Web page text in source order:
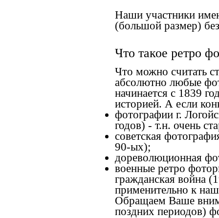
Наши участники
(большой размер)
Что такое ретро
Что можно считать
абсолютно любые
начинается с 1839
историей. А если
фотографии г.
годов) - т.н. очень
советская
90-ых);
дореволюционная
военные ретро
гражданская война
применительно к
Обращаем Ваше
поздних периодов)